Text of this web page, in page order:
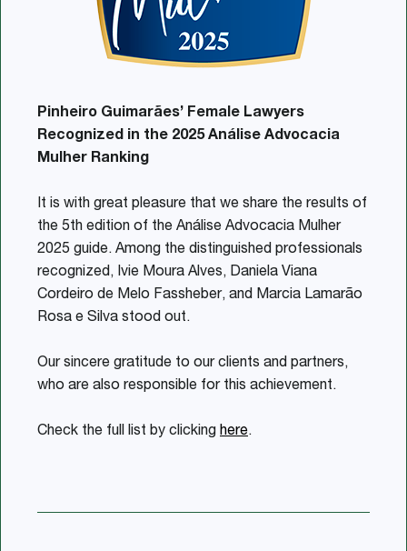
Pinheiro Guimarães’ Female Lawyers
Recognized in the 2025 Análise Advocacia
Mulher Ranking
It is with great pleasure that we share the results of
the 5th edition of the Análise Advocacia Mulher
2025 guide. Among the distinguished professionals
recognized, Ivie Moura Alves, Daniela Viana
Cordeiro de Melo Fassheber, and Marcia Lamarão
Rosa e Silva stood out.
Our sincere gratitude to our clients and partners,
who are also responsible for this achievement.
Check the full list by clicking here.